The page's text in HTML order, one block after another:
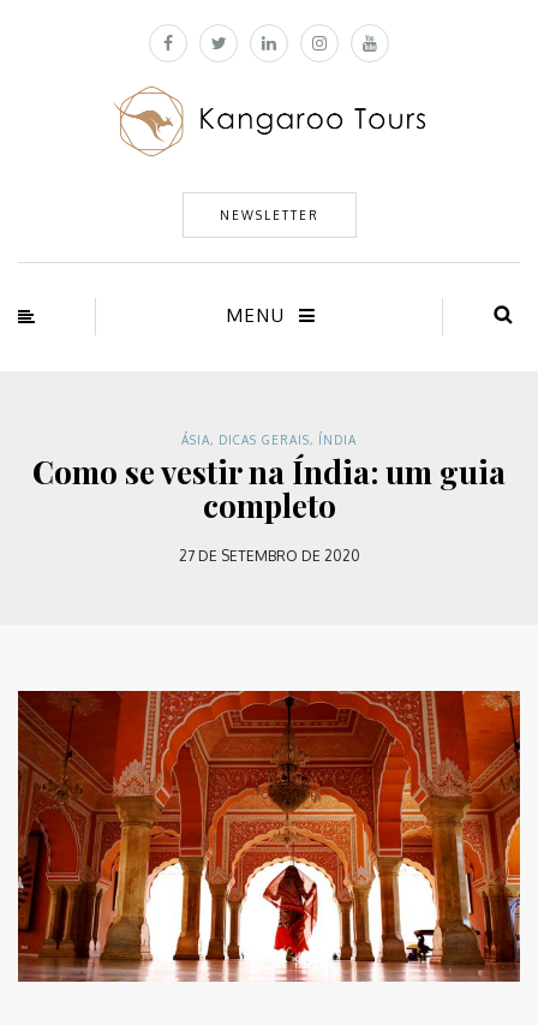
NEWSLETTER
MENU
ÁSIA, DICAS GERAIS, ÍNDIA
Como se vestir na Índia: um guia
completo
27 DE SETEMBRO DE 2020